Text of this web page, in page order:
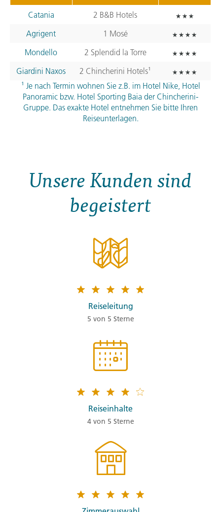
Catania
2 B&B Hotels
Agrigent
1 Mosé
Mondello
2 Splendid la Torre
Giardini Naxos
2 Chincherini Hotels¹
¹ Je nach Termin wohnen Sie z.B. im Hotel Nike, Hotel
Panoramic bzw. Hotel Sporting Baia der Chincherini-
Gruppe. Das exakte Hotel entnehmen Sie bitte Ihren
Reiseunterlagen.
Unsere Kunden sind
begeistert
Reiseleitung
5 von 5 Sterne
Reiseinhalte
4 von 5 Sterne